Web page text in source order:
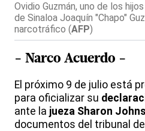
Ovidio Guzmán, uno de los
de Sinaloa Joaquín "Chapo"
narcotráfico (AFP)
- Narco Acuerdo -
El próximo 9 de julio está
para oficializar su
ante la jueza Sharon
documentos del tribunal